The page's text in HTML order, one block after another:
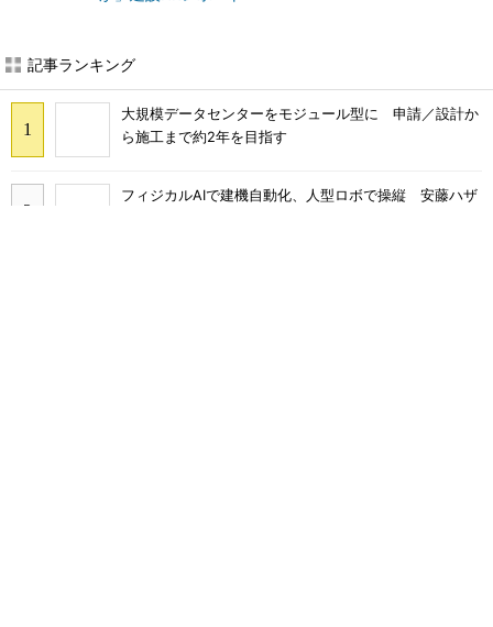
記事ランキング
大規模データセンターをモジュール型に 申請／設計か
ら施工まで約2年を目指す
フィジカルAIで建機自動化、人型ロボで操縦 安藤ハザ